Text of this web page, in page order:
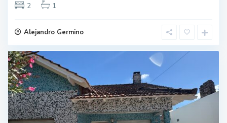
2
1
Alejandro Germino